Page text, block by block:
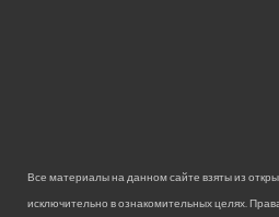
Все материалы на данном сайте взяты из
исключительно в ознакомительных целях.